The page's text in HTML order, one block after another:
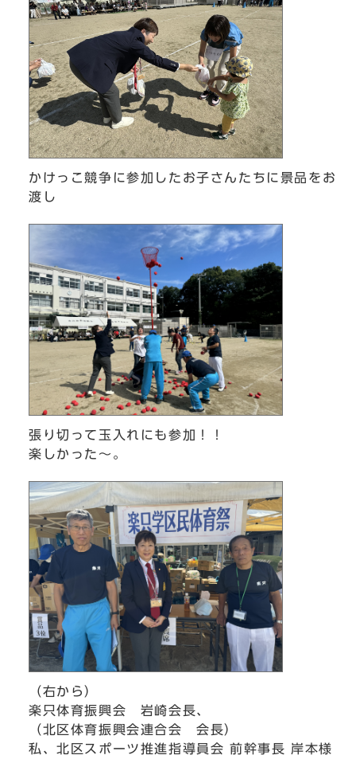
かけっこ競争に参加したお子さんたちに景品をお
渡し
張り切って玉入れにも参加！！
楽しかった～。
（右から）
楽只体育振興会 岩崎会長、
（北区体育振興会連合会 会長）
私、北区スポーツ推進指導員会 前幹事長 岸本様